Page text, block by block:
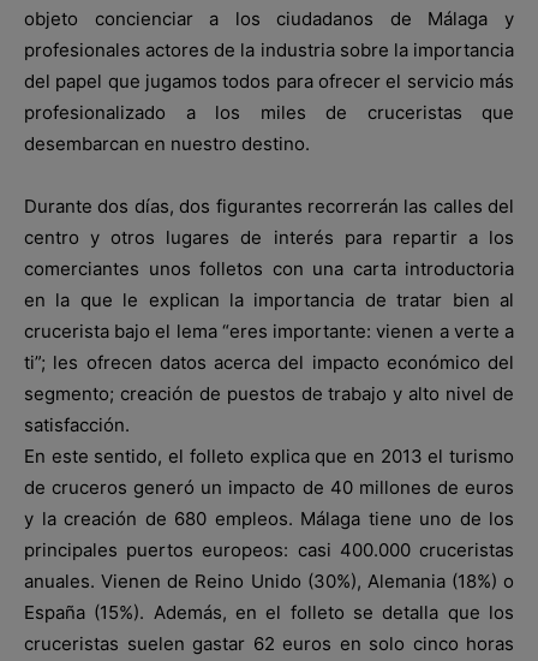
objeto concienciar a los ciudadanos de Málaga y
profesionales actores de la industria sobre la importancia
del papel que jugamos todos para ofrecer el servicio más
profesionalizado a los miles de cruceristas que
desembarcan en nuestro destino.
Durante dos días, dos figurantes recorrerán las calles del
centro y otros lugares de interés para repartir a los
comerciantes unos folletos con una carta introductoria
en la que le explican la importancia de tratar bien al
crucerista bajo el lema “eres importante: vienen a verte a
ti”; les ofrecen datos acerca del impacto económico del
segmento; creación de puestos de trabajo y alto nivel de
satisfacción.
En este sentido, el folleto explica que en 2013 el turismo
de cruceros generó un impacto de 40 millones de euros
y la creación de 680 empleos. Málaga tiene uno de los
principales puertos europeos: casi 400.000 cruceristas
anuales. Vienen de Reino Unido (30%), Alemania (18%) o
España (15%). Además, en el folleto se detalla que los
cruceristas suelen gastar 62 euros en solo cinco horas